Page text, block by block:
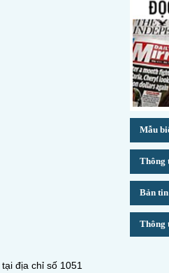
địa chỉ số 1051
Mẫu
Thông
Bản
Thông